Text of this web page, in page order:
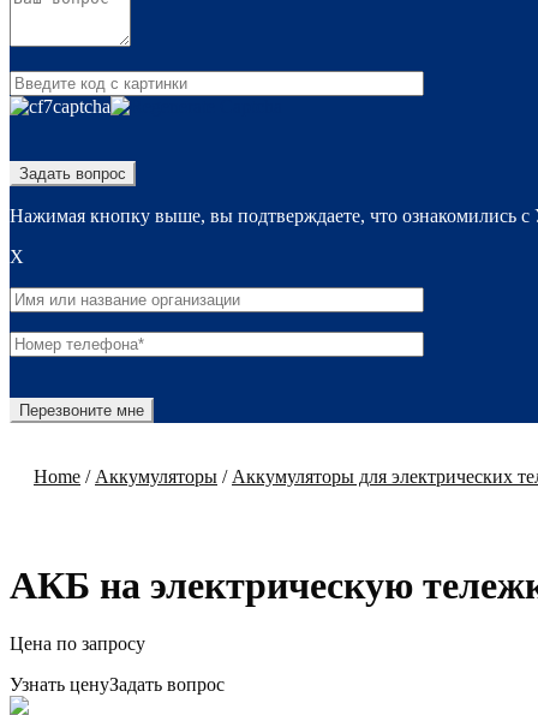
Нажимая кнопку выше, вы подтверждаете, что ознакомились
X
Home / Аккумуляторы / Аккумуляторы для электрических
АКБ на электрическую
Цена по запросу
Узнать ценуЗадать вопрос